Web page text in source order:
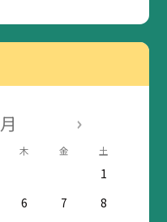
木 金 土
1
6 7
8